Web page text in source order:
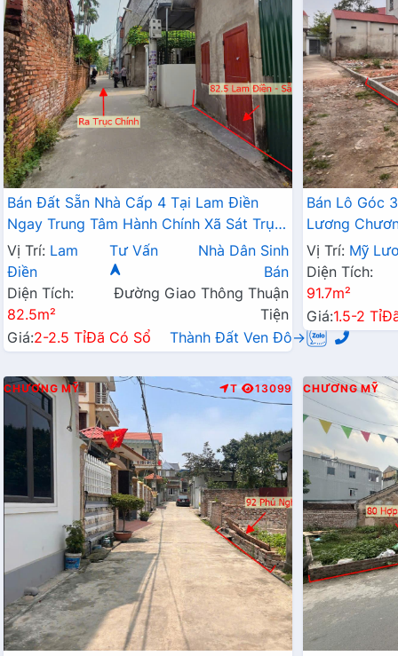
Bán Đất Sẵn Nhà Cấp 4 Tại Lam Điền
Ngay Trung Tâm Hành Chính Xã Sát Trục
Kinh Doanh Giá Chỉ Hơn 2 Tỷ
Vị Trí: Lam
Điền
Tư Vấn
Nhà Dân Sinh
Bán
Diện Tích:
82.5m²
Đường Giao Thông Thuận
Tiện
Giá:2-2.5 TỉĐã Có Sổ Thành Đất Ven Đô→
Bán Lô Góc
Lương
Đất Phân Lô
Vị Trí: Mỹ
Diện Tích:
91.7m²
Giá:1.5-2 Tỉ
CHƯƠNG MỸ T 13099 CHƯƠNG MỸ